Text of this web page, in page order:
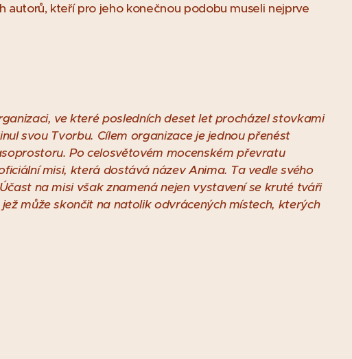
autorů, kteří pro jeho konečnou podobu museli nejprve
ve které posledních deset let procházel stovkami
svou Tvorbu. Cílem organizace je jednou přenést
Po celosvětovém mocenském převratu
misi, která dostává název Anima. Ta vedle svého
na misi však znamená nejen vystavení se kruté tváři
může skončit na natolik odvrácených místech, kterých